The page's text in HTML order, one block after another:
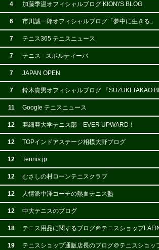
4 加藤季温オフィシャルブログ KION\'S BLOG
6 市川誠一郎オフィシャルブログ「夢中に生きる」
7 テニス365 テニスニュース
7 テニス - スポルティーバ
7 JAPAN OPEN
7 鈴木貴男オフィシャルブログ 『SUZUKI TAKAO
11 Google テニスニュース
12 亜細亜大学テニス部－EVER UPWARD！
12 TOPインドアステージ相模大野ブログ
12 Tennis.jp
12 むさしの村ローンテニスクラブ
12 人情派中澤コーチの熱血テニス塾
12 中大テニスのブログ
18 テニス用品に関するブログ＠テニスショップ
19 テニスショップ通販店長のブログ＠テニスショッ